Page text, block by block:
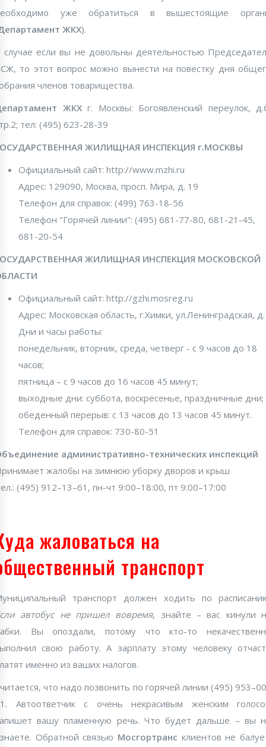
уже обратиться в вышестоящие
ЖКХ).
случае если вы не довольны деятельностью
то этот вопрос можно вынести на повестку дня
членов товарищества.
ЖКХг. Москвы: Богоявленский переулок,
тел: (495) 623-28-39
ЖИЛИЩНАЯ ИНСПЕКЦИЯ г.МОСКВЫ
Официальный сайт: http://www.mzhi.ru
Адрес: 129090, Москва, просп. Мира, д. 19
Телефон для справок: (499) 763-18-56
Телефон "Горячей линии": (495) 681-77-80, 681-21-45,
681-20-54
ЖИЛИЩНАЯ ИНСПЕКЦИЯ МОСКОВСКОЙ
Официальный сайт: http://gzhi.mosreg.ru
Адрес: Московская область, г.Химки, ул.Ленинградская,
Дни и часы работы:
понедельник, вторник, среда, четверг - с 9 часов до 18
часов;
пятница – с 9 часов до 16 часов 45 минут;
выходные дни: суббота, воскресенье, праздничные дни;
обеденный перерыв: с 13 часов до 13 часов 45 минут.
Телефон для справок: 730-80-51
административно-технических инспекций
жалобы на зимнюю уборку дворов и крыш
(495) 912–13–61, пн-чт 9:00–18:00, пт 9:00–17:00
жаловаться на
транспорт
транспорт должен ходить по
автобус не пришел вовремя, знайте – вас кинули
Вы опоздали, потому что кто-то
свою работу. А зарплату этому человеку
именно из ваших налогов.
что надо позвонить по горячей линии (495)
Автоответчик с очень некрасивым женским
вашу пламенную речь. Что будет дальше – вы
Обратной связью Мосгортранс клиентов не